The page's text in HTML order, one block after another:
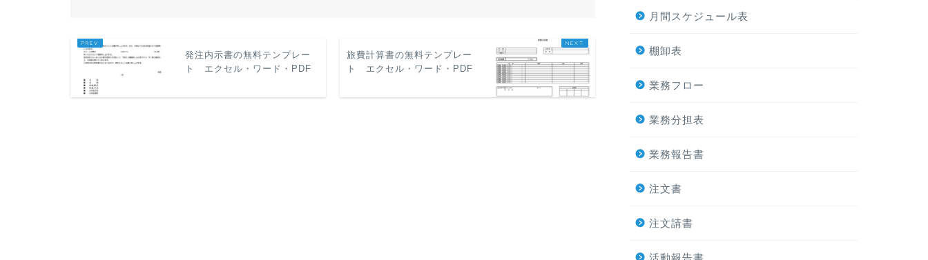
発注内示書の無料テンプレー
ト エクセル・ワード・PDF
旅費計算書の無料テンプレー
ト エクセル・ワード・PDF
月間スケジュール表
棚卸表
業務フロー
業務分担表
業務報告書
注文書
注文請書
活動報告書